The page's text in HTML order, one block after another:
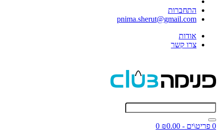
התחברות
pnima.sherut@gmail.com
אודות
צרו קשר
0 פריט\ים - ₪0.00
0